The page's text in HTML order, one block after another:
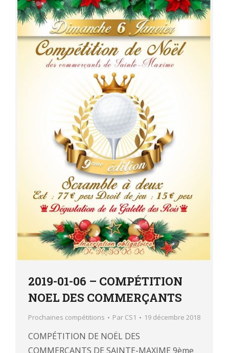
2019-01-06 – COMPÉTITION
NOEL DES COMMERÇANTS
Prochaines compétitions Par CS1 19 décembre 2018
COMPÉTITION DE NOËL DES
COMMERÇANTS DE SAINTE-MAXIME 9ème